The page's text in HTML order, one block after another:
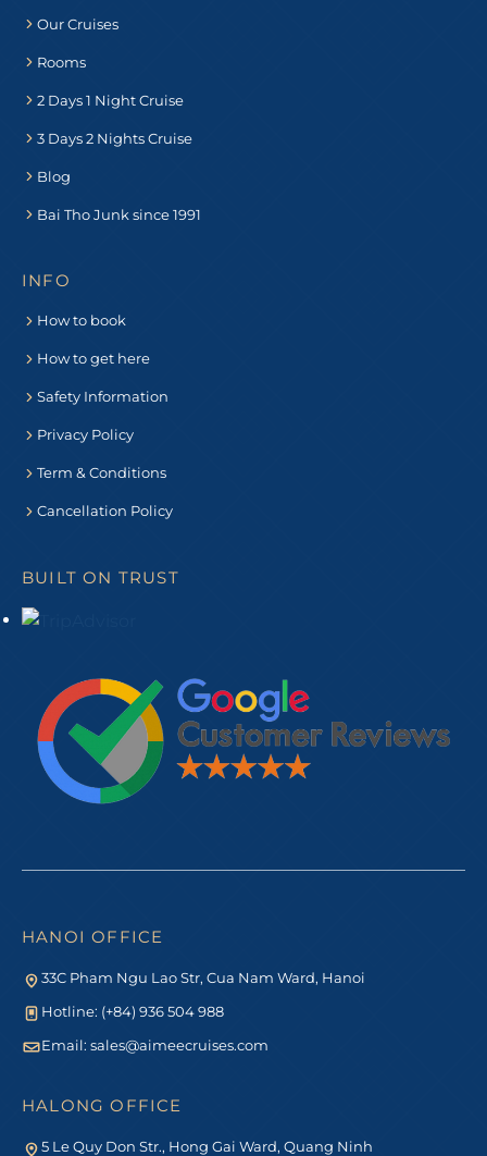
Our Cruises
Rooms
2 Days 1 Night Cruise
3 Days 2 Nights Cruise
Blog
Bai Tho Junk since 1991
INFO
How to book
How to get here
Safety Information
Privacy Policy
Term & Conditions
Cancellation Policy
BUILT ON TRUST
HANOI OFFICE
33C Pham Ngu Lao Str, Cua Nam Ward, Hanoi
Hotline: (+84) 936 504 988
Email: sales@aimeecruises.com
HALONG OFFICE
5 Le Quy Don Str., Hong Gai Ward, Quang Ninh